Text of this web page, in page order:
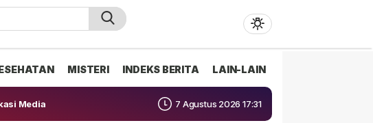
MISTERI INDEKS BERITA LAIN-LAIN
Media 7 Agustus 2026 17:31